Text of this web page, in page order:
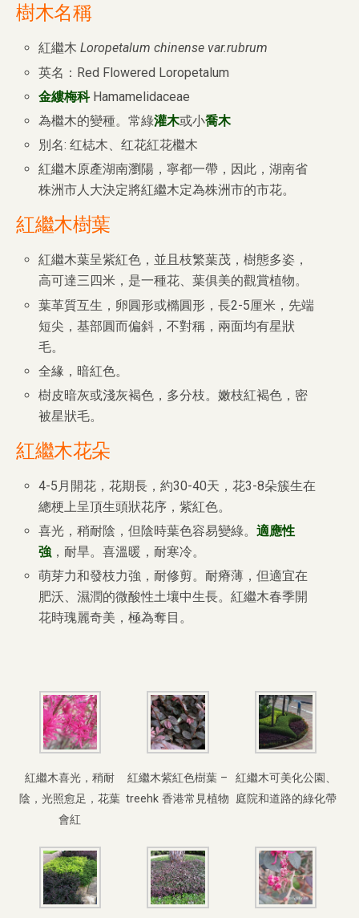
樹木名稱
紅繼木Loropetalum chinense var.rubrum
英名：Red Flowered Loropetalum
金縷梅科Hamamelidaceae
為檵木的變種。常綠灌木或小喬木
別名: 红梽木、红花紅花檵木
紅繼木原產湖南瀏陽，寧都一帶，因此，湖南省
株洲市人大決定將紅繼木定為株洲市的市花。
紅繼木樹葉
紅繼木葉呈紫紅色，並且枝繁葉茂，樹態多姿，
高可達三四米，是一種花、葉俱美的觀賞植物。
葉革質互生，卵圓形或橢圓形，長2-5厘米，先端
短尖，基部圓而偏斜，不對稱，兩面均有星狀
毛。
全緣，暗紅色。
樹皮暗灰或淺灰褐色，多分枝。嫩枝紅褐色，密
被星狀毛。
紅繼木花朵
4-5月開花，花期長，約30-40天，花3-8朵簇生在
總梗上呈頂生頭狀花序，紫紅色。
喜光，稍耐陰，但陰時葉色容易變綠。適應性
強 ，耐旱。喜溫暖，耐寒冷。
萌芽力和發枝力強，耐修剪。耐瘠薄，但適宜在
肥沃、濕潤的微酸性土壤中生長。紅繼木春季開
花時瑰麗奇美，極為奪目。
紅繼木喜光，稍耐
陰，光照愈足，花葉
會紅
紅繼木紫紅色樹葉 –
treehk 香港常見植物
紅繼木可美化公園、
庭院和道路的綠化帶